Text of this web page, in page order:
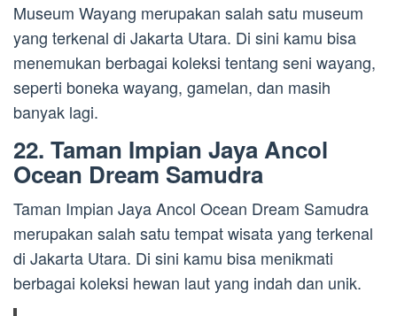
Museum Wayang merupakan salah satu museum
yang terkenal di Jakarta Utara. Di sini kamu bisa
menemukan berbagai koleksi tentang seni wayang,
seperti boneka wayang, gamelan, dan masih
banyak lagi.
22. Taman Impian Jaya Ancol
Ocean Dream Samudra
Taman Impian Jaya Ancol Ocean Dream Samudra
merupakan salah satu tempat wisata yang terkenal
di Jakarta Utara. Di sini kamu bisa menikmati
berbagai koleksi hewan laut yang indah dan unik.